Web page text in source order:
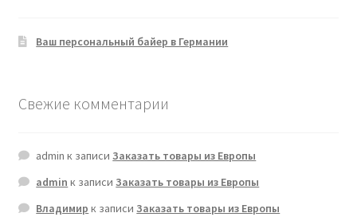
Ваш персональный байер в Германии
Свежие комментарии
admin к записиЗаказать товары из Европы
admin к записиЗаказать товары из Европы
Владимир к записиЗаказать товары из Европы